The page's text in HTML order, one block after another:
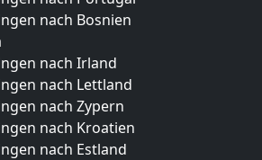
nach Bosnien
nach Irland
nach Lettland
nach Zypern
nach Kroatien
nach Estland